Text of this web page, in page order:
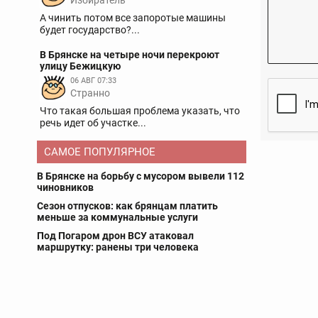
А чинить потом все запоротые машины
будет государство?...
В Брянске на четыре ночи перекроют
улицу Бежицкую
06 АВГ 07:33
Странно
Что такая большая проблема указать, что
речь идет об участке...
САМОЕ ПОПУЛЯРНОЕ
В Брянске на борьбу с мусором вывели 112
чиновников
Сезон отпусков: как брянцам платить
меньше за коммунальные услуги
Под Погаром дрон ВСУ атаковал
маршрутку: ранены три человека